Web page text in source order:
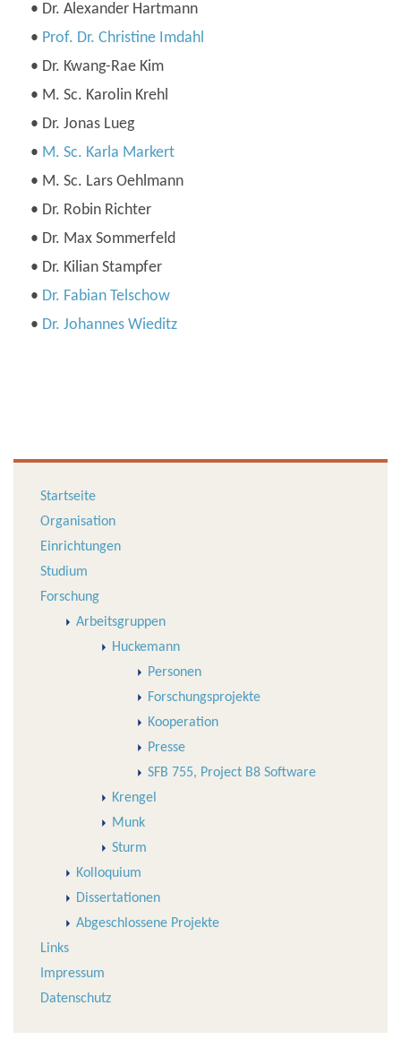
• Dr. Alexander Hartmann
• Prof. Dr. Christine Imdahl
• Dr. Kwang-Rae Kim
• M. Sc. Karolin Krehl
• Dr. Jonas Lueg
• M. Sc. Karla Markert
• M. Sc. Lars Oehlmann
• Dr. Robin Richter
• Dr. Max Sommerfeld
• Dr. Kilian Stampfer
• Dr. Fabian Telschow
• Dr. Johannes Wieditz
Startseite
Organisation
Einrichtungen
Studium
Forschung
Arbeitsgruppen
Huckemann
Personen
Forschungsprojekte
Kooperation
Presse
SFB 755, Project B8 Software
Krengel
Munk
Sturm
Kolloquium
Dissertationen
Abgeschlossene Projekte
Links
Impressum
Datenschutz